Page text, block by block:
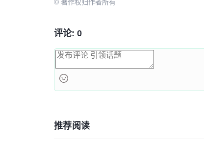
© 著作权归作者所有
评论: 0
推荐阅读